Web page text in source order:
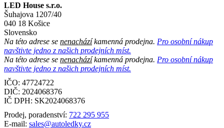
LED House s.r.o.
Šuhajova 1207/40
040 18 Košice
Slovensko
Na této adrese se nenacházíkamenná prodejna. Pro osobní nákup
navštivte jedno z našich prodejních míst.
Na této adrese se nenacházíkamenná prodejna. Pro osobní nákup
navštivte jedno z našich prodejních míst.
IČO: 47724722
DIČ: 2024068376
IČ DPH: SK2024068376
Prodej, poradenství: 722 295 955
E-mail: sales@autoledky.cz